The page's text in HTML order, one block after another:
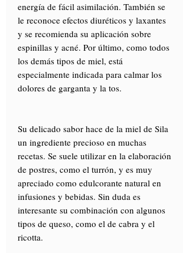
energía de fácil asimilación. También se
le reconoce efectos diuréticos y laxantes
y se recomienda su aplicación sobre
espinillas y acné. Por último, como todos
los demás tipos de miel, está
especialmente indicada para calmar los
dolores de garganta y la tos.
Su delicado sabor hace de la miel de Sila
un ingrediente precioso en muchas
recetas. Se suele utilizar en la elaboración
de postres, como el turrón, y es muy
apreciado como edulcorante natural en
infusiones y bebidas. Sin duda es
interesante su combinación con algunos
tipos de queso, como el de cabra y el
ricotta.